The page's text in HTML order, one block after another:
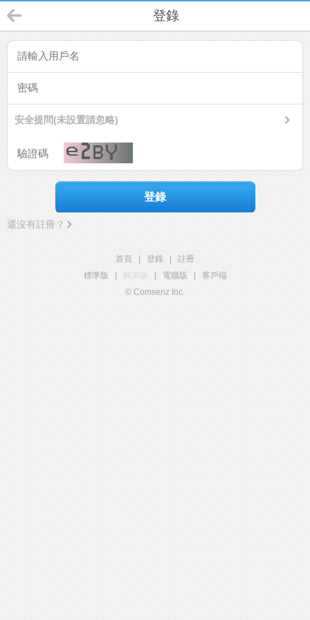
登錄
安全提問(未設置請忽略)
登錄
還沒有註冊？
首頁 登錄
註冊
標準版
觸屏版 電腦版
客戶端
© Comsenz Inc.